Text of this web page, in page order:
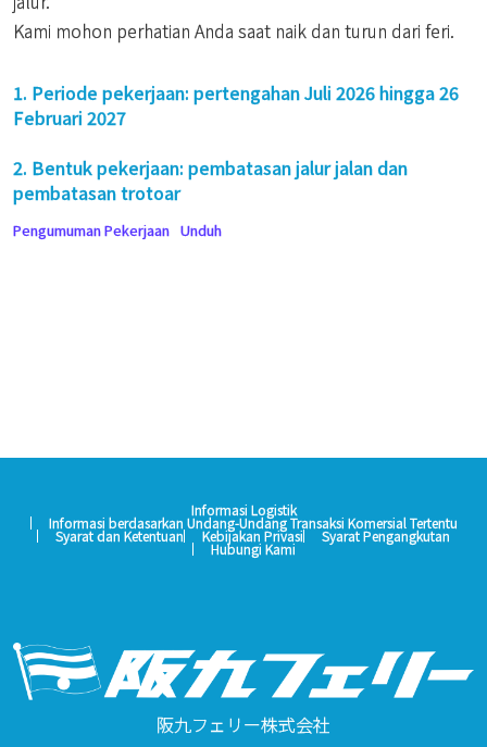
Kami mohon perhatian Anda saat naik dan turun dari feri.
1. Periode pekerjaan: pertengahan Juli 2026 hingga 26
Februari 2027
2. Bentuk pekerjaan: pembatasan jalur jalan dan
pembatasan trotoar
Pengumuman Pekerjaan Unduh
Informasi Logistik
Informasi berdasarkan Undang-Undang Transaksi Komersial Tertentu
Syarat dan Ketentuan Kebijakan Privasi Syarat Pengangkutan
Hubungi Kami
阪九フェリー株式会社